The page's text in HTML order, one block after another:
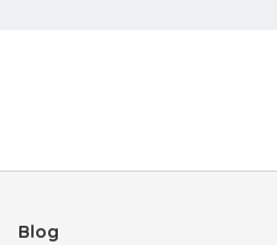
Blog